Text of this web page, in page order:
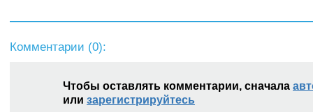
Комментарии (0):
Чтобы оставлять комментарии, сначала
или зарегистрируйтесь